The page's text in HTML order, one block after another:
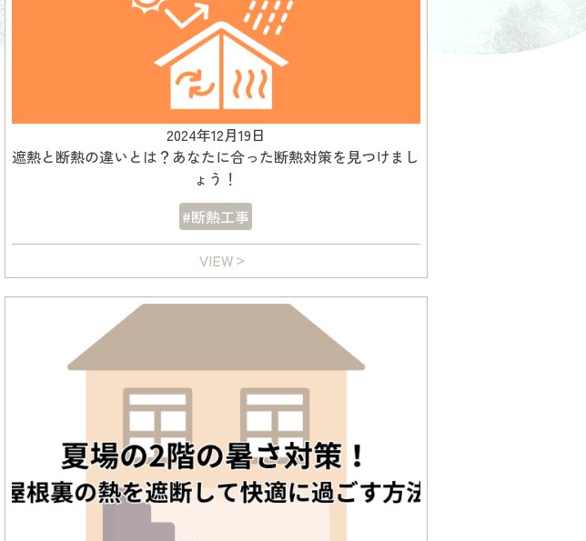
2024年12月19日
遮熱と断熱の違いとは？あなたに合った断熱対策を見つけまし
ょう！
#断熱工事
VIEW